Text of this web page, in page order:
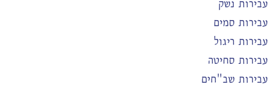
עבירות נשק
עבירות סמים
עבירות ריגול
עבירות סחיטה
עבירות שב"חים